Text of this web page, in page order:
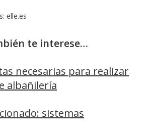
elle.es
te interese…
necesarias para realizar
albañilería
sistemas